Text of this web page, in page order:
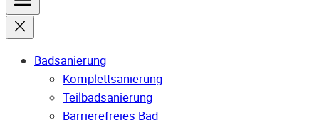
Badsanierung
Komplettsanierung
Teilbadsanierung
Barrierefreies Bad